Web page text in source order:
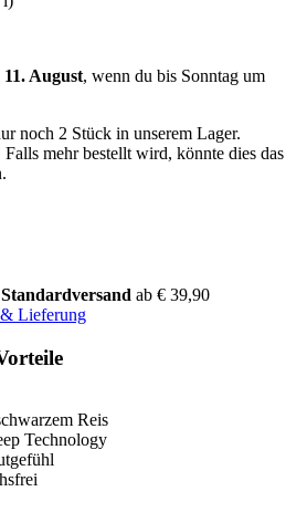
August, wenn du bis Sonntag um
noch 2 Stück in unserem Lager.
mehr bestellt wird, könnte dies das
ab € 39,90
Lieferung
Reis
Technology